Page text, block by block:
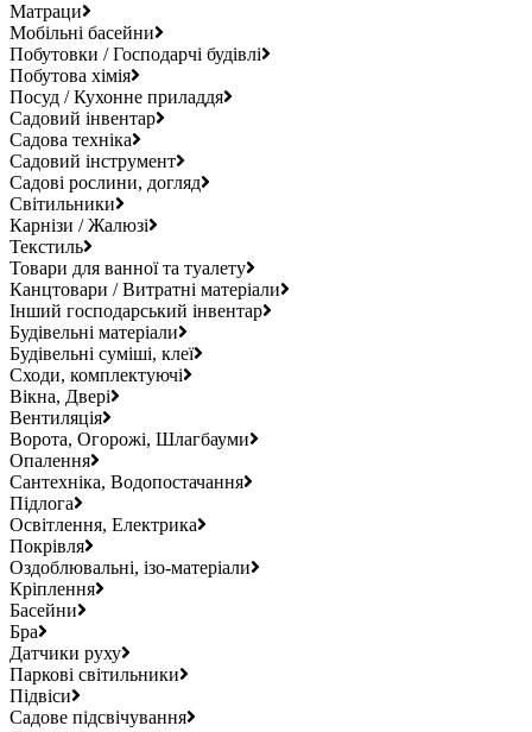
Матраци
Мобільні басейни
Побутовки / Господарчі будівлі
Побутова хімія
Посуд / Кухонне приладдя
Садовий інвентар
Садова техніка
Садовий інструмент
Садові рослини, догляд
Світильники
Карнізи / Жалюзі
Текстиль
Товари для ванної та туалету
Канцтовари / Витратні матеріали
Інший господарський інвентар
Будівельні матеріали
Будівельні суміші, клеї
Сходи, комплектуючі
Вікна, Двері
Вентиляція
Ворота, Огорожі, Шлагбауми
Опалення
Сантехніка, Водопостачання
Підлога
Освітлення, Електрика
Покрівля
Оздоблювальні, ізо-матеріали
Кріплення
Басейни
Бра
Датчики руху
Паркові світильники
Підвіси
Садове підсвічування